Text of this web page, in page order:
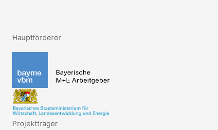
Hauptförderer
Projektträger